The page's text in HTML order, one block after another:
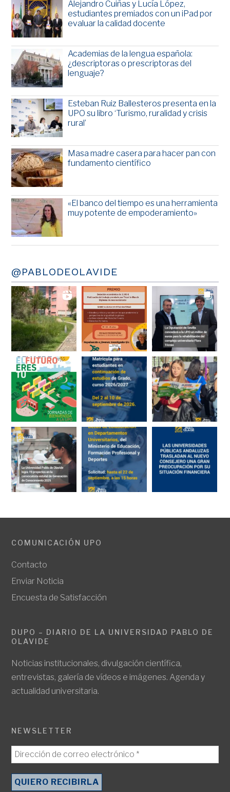
Alejandro Cuiñas y Lucía López,
estudiantes premiados con un iPad por
evaluar la calidad docente
Academias de la lengua española:
¿descriptoras o prescriptoras del
lenguaje?
Esteban Ruiz Ballesteros presenta en la
UPO su libro ‘Turismo, ruralidad y crisis
rural’
Masa madre casera para hacer pan con
fundamento científico
«El banco del tiempo es una herramienta
muy potente de empoderamiento»
@PABLODEOLAVIDE
COMUNICACIÓN UPO
Contacto
Enviar Noticia
Encuesta de Satisfacción
DUPO – DIARIO DE LA UNIVERSIDAD PABLO DE
OLAVIDE
Noticias institucionales, divulgación científica,
entrevistas, galería de vídeos e imágenes. Agenda y
actualidad universitaria.
NEWSLETTER